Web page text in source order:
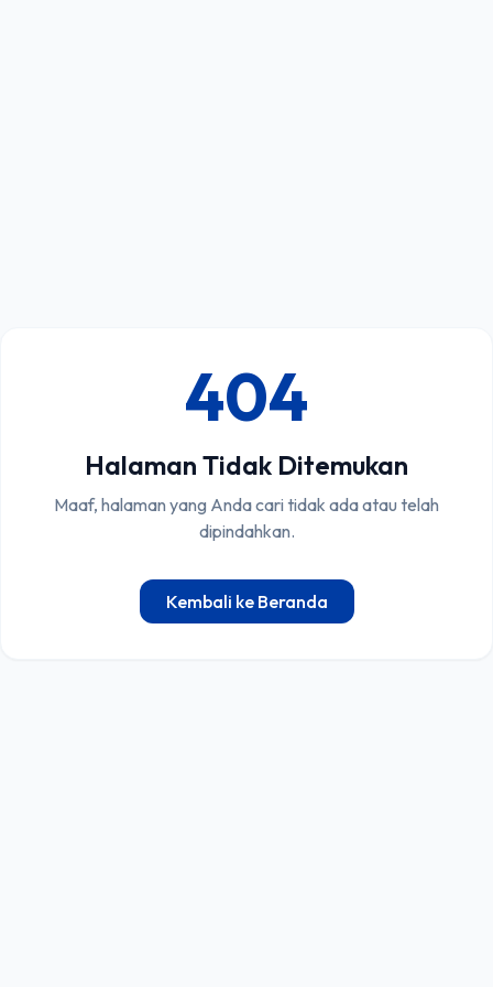
404
Halaman Tidak Ditemukan
Maaf, halaman yang Anda cari tidak ada atau telah
dipindahkan.
Kembali ke Beranda